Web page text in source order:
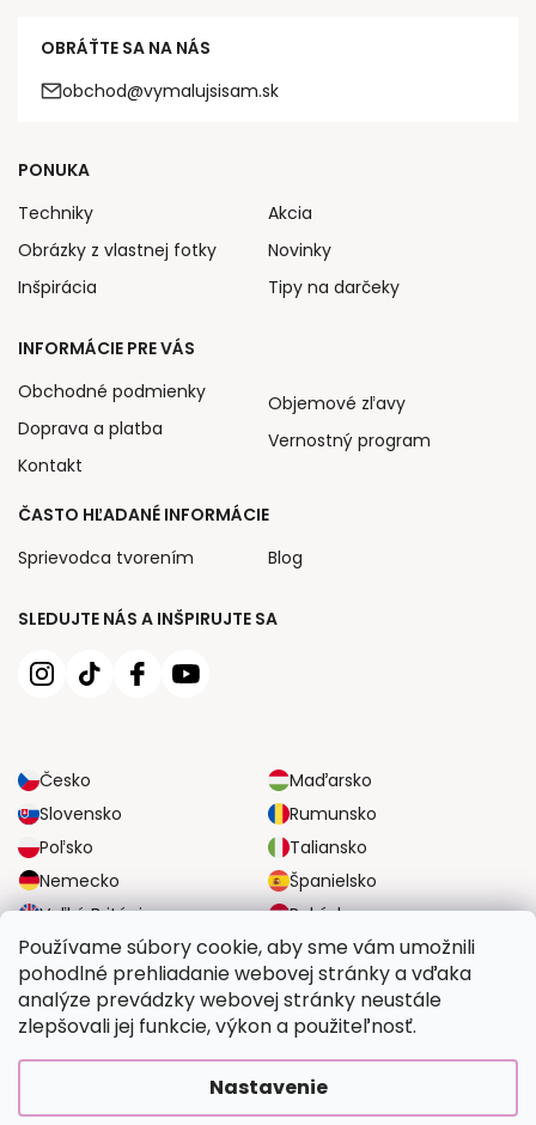
Používame súbory cookie, aby sme vám umožnili
pohodlné prehliadanie webovej stránky a vďaka
analýze prevádzky webovej stránky neustále
zlepšovali jej funkcie, výkon a použiteľnosť.
Nastavenie
OBRÁŤTE SA NA NÁS
obchod@vymalujsisam.sk
SLEDUJTE NÁS A INŠPIRUJTE SA
Česko
Maďarsko
Slovensko
Rumunsko
Poľsko
Taliansko
Nemecko
Španielsko
Veľká Británia
Rakúsko
PONUKA
Techniky
Obrázky z vlastnej fotky
Inšpirácia
Akcia
Novinky
Tipy na darčeky
INFORMÁCIE PRE VÁS
Obchodné podmienky
Doprava a platba
Kontakt
Objemové zľavy
Vernostný program
ČASTO HĽADANÉ INFORMÁCIE
Sprievodca tvorením
Blog
SPOĽAHLIVÉ MOŽNOSTI DOPRAVY
BEZPEČNÉ MOŽNOSTI PLATBY